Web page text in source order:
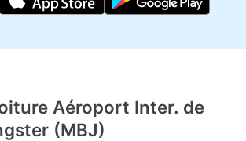
Aéroport Inter. de
(MBJ)